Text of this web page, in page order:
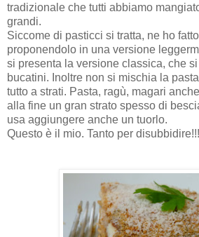
tradizionale che tutti abbiamo
grandi.
Siccome di pasticci si tratta, ne ho
proponendolo in una versione
si presenta la versione classica, che
bucatini. Inoltre non si mischia la
tutto a strati. Pasta, ragù, magari
alla fine un gran strato spesso di
usa aggiungere anche un tuorlo.
Questo è il mio. Tanto per disubbidire!!!